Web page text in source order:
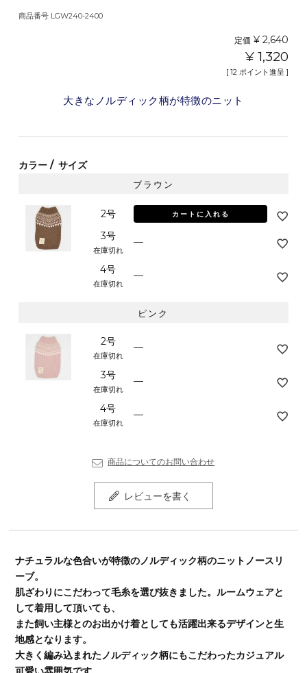
商品番号 LGW240-2400
定価 ¥ 2,640
¥ 1,320
[ 12 ポイント進呈 ]
大きなノルディック柄が特徴のニット
カラー サイズ
ブラウン
2号 カートに入れる
3号
在庫切れ
—
4号
在庫切れ
—
ピンク
2号
在庫切れ
—
3号
在庫切れ
—
4号
在庫切れ
—
商品についてのお問い合わせ
レビューを書く
ナチュラルな色合いが特徴のノルディック柄のニットノースリ
ーブ。
肌ざわりにこだわって毛糸を選び抜きました。ルームウェアと
して着用して頂いても、
また飼い主様とのお出かけ着としても活躍出来るデザインと生
地感となります。
大きく編み込まれたノルディック柄にもこだわったカジュアル